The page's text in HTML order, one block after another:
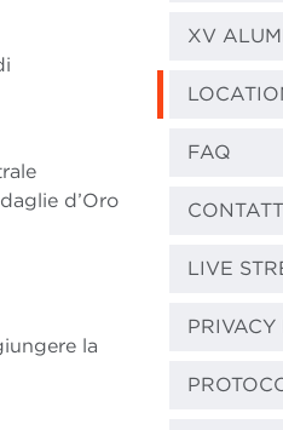
d’Oro
la
XV
FAQ
LIVE
PRIVACY